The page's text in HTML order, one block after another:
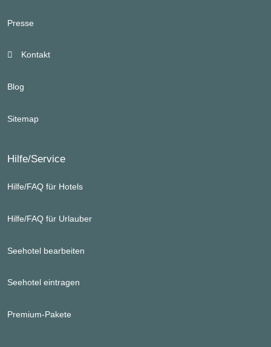
Presse
Kontakt
Blog
Sitemap
Hilfe/Service
Hilfe/FAQ für Hotels
Hilfe/FAQ für Urlauber
Seehotel bearbeiten
Seehotel eintragen
Premium-Pakete